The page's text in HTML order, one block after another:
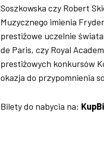
Soszkowska czy Robert
Muzycznego imienia
prestiżowe uczelnie
de Paris, czy Royal
prestiżowych konkursów
okazja do przypomnienia
Bilety do nabycia na: